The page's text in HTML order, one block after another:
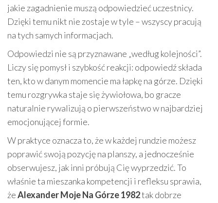
jakie zagadnienie muszą odpowiedzieć uczestnicy.
Dzięki temu nikt nie zostaje w tyle – wszyscy pracują
na tych samych informacjach.
Odpowiedzi nie są przyznawane „według kolejności”.
Liczy się pomysł i szybkość reakcji: odpowiedź składa
ten, kto w danym momencie ma łapkę na górze. Dzięki
temu rozgrywka staje się żywiołowa, bo gracze
naturalnie rywalizują o pierwszeństwo w najbardziej
emocjonującej formie.
W praktyce oznacza to, że w każdej rundzie możesz
poprawić swoją pozycję na planszy, a jednocześnie
obserwujesz, jak inni próbują Cię wyprzedzić. To
właśnie ta mieszanka kompetencji i refleksu sprawia,
żeAlexander Moje Na Górze 1982tak dobrze